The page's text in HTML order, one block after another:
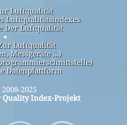
Luftqualität
Luftqualitätsindexes
Der Luftqualität
Luftqualität
Messgeräte ...)
Datenplattform
2025
Quality Index-Projekt